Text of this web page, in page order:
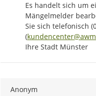
Es handelt sich um
Mängelmelder
Sie sich telefonisch
(
Ihre Stadt Münster
Anonym